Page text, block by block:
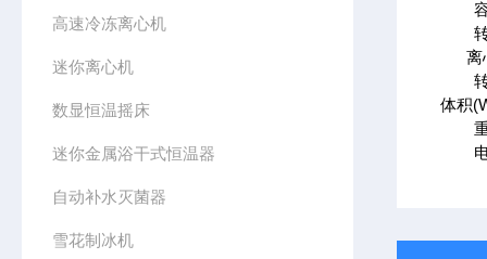
高速冷冻离心机
迷你离心机
数显恒温摇床
迷你金属浴干式恒温器
自动补水灭菌器
雪花制冰机
离
体积